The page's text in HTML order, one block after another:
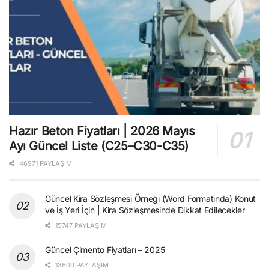
Hazır Beton Fiyatları | 2026 Mayıs
Ayı Güncel Liste (C25–C30-C35)
46971 PAYLAŞIM
Güncel Kira Sözleşmesi Örneği (Word Formatında) Konut
ve İş Yeri İçin | Kira Sözleşmesinde Dikkat Edilecekler
15747 PAYLAŞIM
Güncel Çimento Fiyatları – 2025
13600 PAYLAŞIM